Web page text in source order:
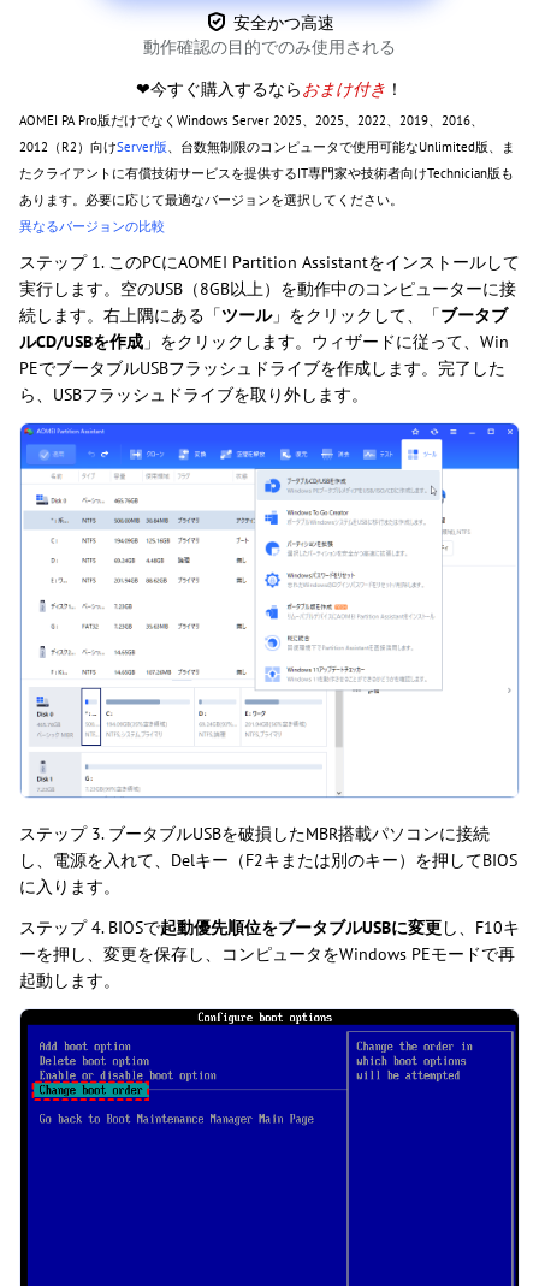
安全かつ高速
動作確認の目的でのみ使用される
❤今すぐ購入するならおまけ付き ！
AOMEI PA Pro版だけでなくWindows Server 2025、2025、2022、2019、2016、
2012（R2）向けServer版 、台数無制限のコンピュータで使用可能なUnlimited版、ま
たクライアントに有償技術サービスを提供するIT専門家や技術者向けTechnician版も
あります。必要に応じて最適なバージョンを選択してください。
異なるバージョンの比較
ステップ 1. このPCにAOMEI Partition Assistantをインストールして
実行します。空のUSB（8GB以上）を動作中のコンピューターに接
続します。右上隅にある「ツール」をクリックして、「ブータブ
ルCD/USBを作成 」をクリックします。ウィザードに従って、Win
PEでブータブルUSBフラッシュドライブを作成します。完了した
ら、USBフラッシュドライブを取り外します。
ステップ 3. ブータブルUSBを破損したMBR搭載パソコンに接続
し、電源を入れて、Delキー（F2キまたは別のキー）を押してBIOS
に入ります。
ステップ 4. BIOSで起動優先順位をブータブルUSBに変更し、F10キ
ーを押し、変更を保存し、コンピュータをWindows PEモードで再
起動します。